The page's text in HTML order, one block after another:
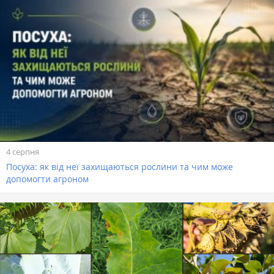
4 серпня
Посуха: як від неї захищаються рослини та чим може
допомогти агроном